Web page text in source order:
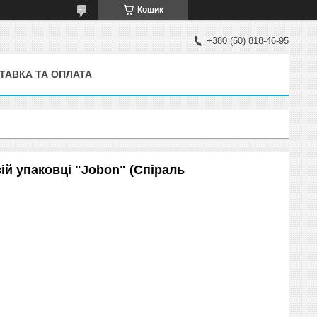
Кошик
+380 (50) 818-46-95
ТА ОПЛАТА
упаковці "Jobon" (Спіраль